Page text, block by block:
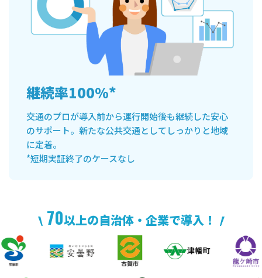
継続率100%*
交通のプロが導入前から運行開始後も継続した安心
のサポート。新たな公共交通としてしっかりと地域
に定着。
*短期実証終了のケースなし
70以上の自治体・企業で導入！